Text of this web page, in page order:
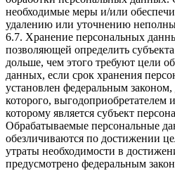
необходимые меры и/или
удалению или уточнению
6.7. Хранение персональных
позволяющей определить
дольше, чем этого требуют цели
данных, если срок хранения
установлен федеральным
которого, выгодоприобретателем
которому является субъект
Обрабатываемые персональные
обезличиваются по достижении
утраты необходимости в
предусмотрено федеральным